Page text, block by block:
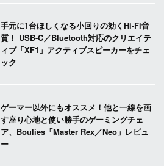
手元に1台ほしくなる小回りの効くHi-Fi音
質！ USB-C／Bluetooth対応のクリエイテ
ィブ「XF1」アクティブスピーカーをチェ
ック
ゲーマー以外にもオススメ！他と一線を画
す座り心地と使い勝手のゲーミングチェ
ア、Boulies「Master Rex／Neo」レビュ
ー